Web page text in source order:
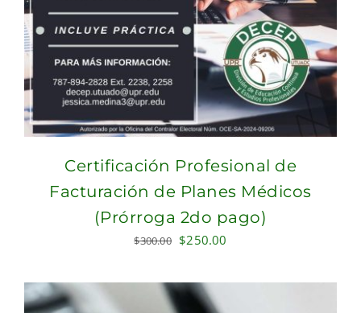
Certificación Profesional de
Facturación de Planes Médicos
(Prórroga 2do pago)
$300.00 Original
was:
$300.00.
$250.00
is: